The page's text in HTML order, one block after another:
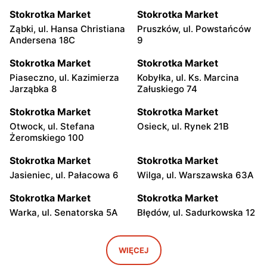
Stokrotka Market
Ząbki, ul. Hansa Christiana
Andersena 18C
Stokrotka Market
Pruszków, ul. Powstańców
9
Stokrotka Market
Piaseczno, ul. Kazimierza
Jarząbka 8
Stokrotka Market
Kobyłka, ul. Ks. Marcina
Załuskiego 74
Stokrotka Market
Otwock, ul. Stefana
Żeromskiego 100
Stokrotka Market
Osieck, ul. Rynek 21B
Stokrotka Market
Jasieniec, ul. Pałacowa 6
Stokrotka Market
Wilga, ul. Warszawska 63A
Stokrotka Market
Warka, ul. Senatorska 5A
Stokrotka Market
Błędów, ul. Sadurkowska 12
Stokrotka Market
Mogielnica, ul. Mostowa
19A
WIĘCEJ